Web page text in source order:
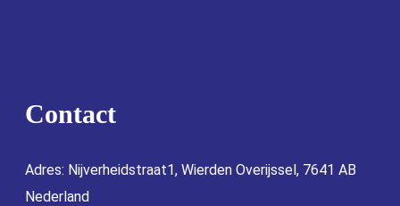
Contact
Adres: Nijverheidstraat1, Wierden Overijssel, 7641 AB
Nederland